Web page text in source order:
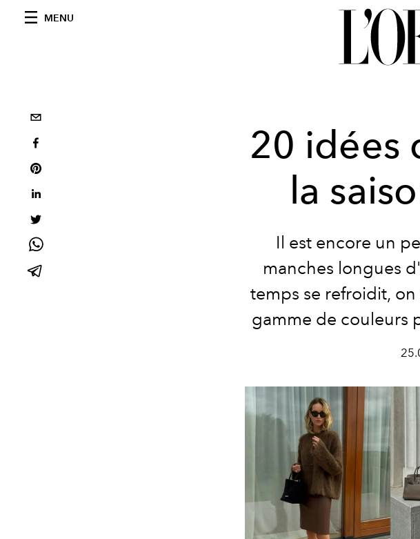
MENU
20 idées
la
Il est encore un
manches longues
temps se refroidit,
gamme de couleurs